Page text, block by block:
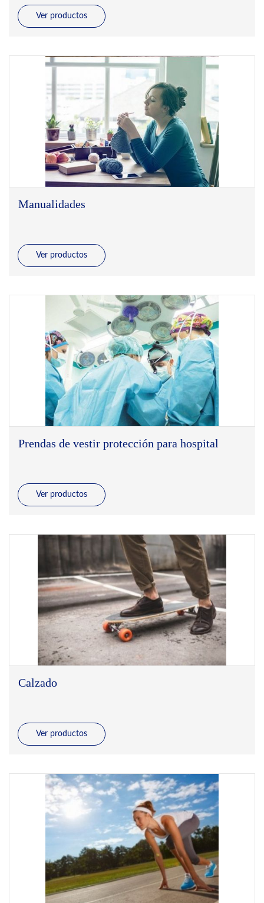
Ver productos
Manualidades
Ver productos
Prendas de vestir protección para hospital
Ver productos
Calzado
Ver productos